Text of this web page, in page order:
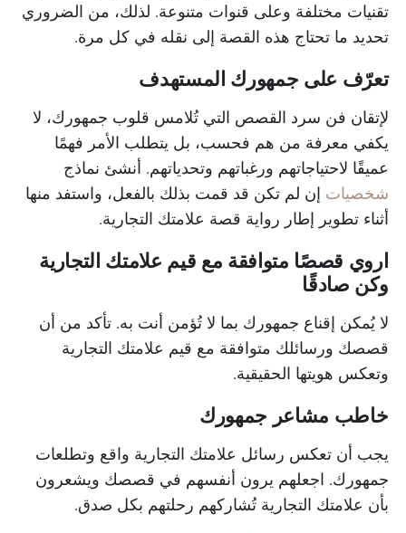
تقنيات مختلفة وعلى قنوات متنوعة. لذلك، من الضروري
تحديد ما تحتاج هذه القصة إلى نقله في كل مرة.
تعرّف على جمهورك المستهدف
لإتقان فن سرد القصص التي تُلامس قلوب جمهورك، لا
يكفي معرفة من هم فحسب، بل يتطلب الأمر فهمًا
عميقًا لاحتياجاتهم ورغباتهم وتحدياتهم. أنشئ نماذج
شخصيات إن لم تكن قد قمت بذلك بالفعل، واستفد منها
أثناء تطوير إطار رواية قصة علامتك التجارية.
اروي قصصًا متوافقة مع قيم علامتك التجارية
وكن صادقًا
لا يُمكن إقناع جمهورك بما لا تُؤمن أنت به. تأكد من أن
قصصك ورسائلك متوافقة مع قيم علامتك التجارية
وتعكس هويتها الحقيقية.
خاطب مشاعر جمهورك
يجب أن تعكس رسائل علامتك التجارية واقع وتطلعات
جمهورك. اجعلهم يرون أنفسهم في قصصك ويشعرون
بأن علامتك التجارية تُشاركهم رحلتهم بكل صدق.